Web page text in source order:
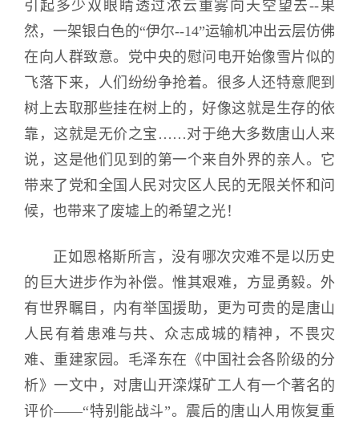
引起多少双眼睛透过浓云重雾向天空望去--果
然，一架银白色的“伊尔--14”运输机冲出云层仿佛
在向人群致意。党中央的慰问电开始像雪片似的
飞落下来，人们纷纷争抢着。很多人还特意爬到
树上去取那些挂在树上的，好像这就是生存的依
靠，这就是无价之宝……对于绝大多数唐山人来
说，这是他们见到的第一个来自外界的亲人。它
带来了党和全国人民对灾区人民的无限关怀和问
候，也带来了废墟上的希望之光！
正如恩格斯所言，没有哪次灾难不是以历史
的巨大进步作为补偿。惟其艰难，方显勇毅。外
有世界瞩目，内有举国援助，更为可贵的是唐山
人民有着患难与共、众志成城的精神，不畏灾
难、重建家园。毛泽东在《中国社会各阶级的分
析》一文中，对唐山开滦煤矿工人有一个著名的
评价——“特别能战斗”。震后的唐山人用恢复重